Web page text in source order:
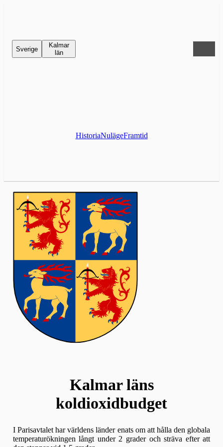
Sverige
Kalmar
län
HistoriaNulägeFramtid
Kalmar läns
koldioxidbudget
I Parisavtalet har världens länder enats om att hålla den globala
temperaturökningen långt under 2 grader och sträva efter att